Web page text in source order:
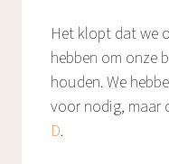
Het klopt dat we
hebben om onze
houden. We
voor nodig, maar
D.